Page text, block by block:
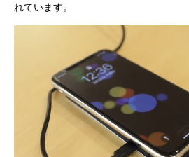
れています。